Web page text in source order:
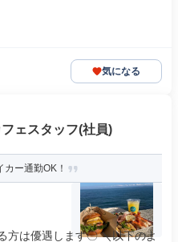
気になる
ェスタッフ(社員)
ー通勤OK！
方は優遇します〇 ＼以下のよ